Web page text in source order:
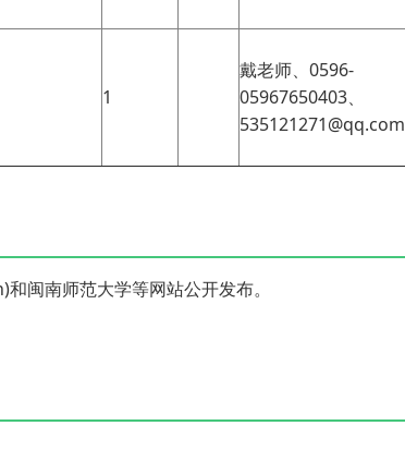
1
戴老师、0596-
05967650403、
535121271@qq.com
闽南师范大学等网站公开发布。